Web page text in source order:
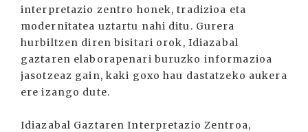
interpretazio zentro honek, tradizioa eta
modernitatea uztartu nahi ditu. Gurera
hurbiltzen diren bisitari orok, Idiazabal
gaztaren elaborapenari buruzko informazioa
jasotzeaz gain, kaki goxo hau dastatzeko aukera
ere izango dute.
Idiazabal Gaztaren Interpretazio Zentroa,